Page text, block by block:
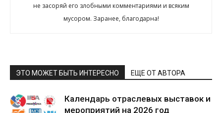
не засоряй его злобными комментариями и всяким
мусором. Заранее, благодарна!
ЭТО МОЖЕТ БЫТЬ ИНТЕРЕСНО ЕЩЕ ОТ АВТОРА
Календарь отраслевых выставок и
мероприятий на 2026 год